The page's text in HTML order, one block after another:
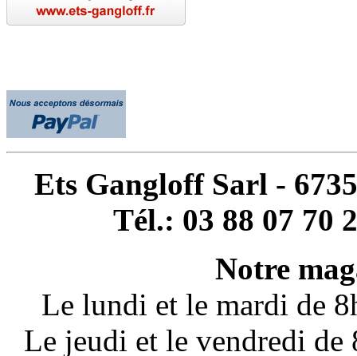
Ets Gangloff Sarl -
Tél.: 03 88 07 70
Notre
Le lundi et le mardi de
Le jeudi et le vendredi de